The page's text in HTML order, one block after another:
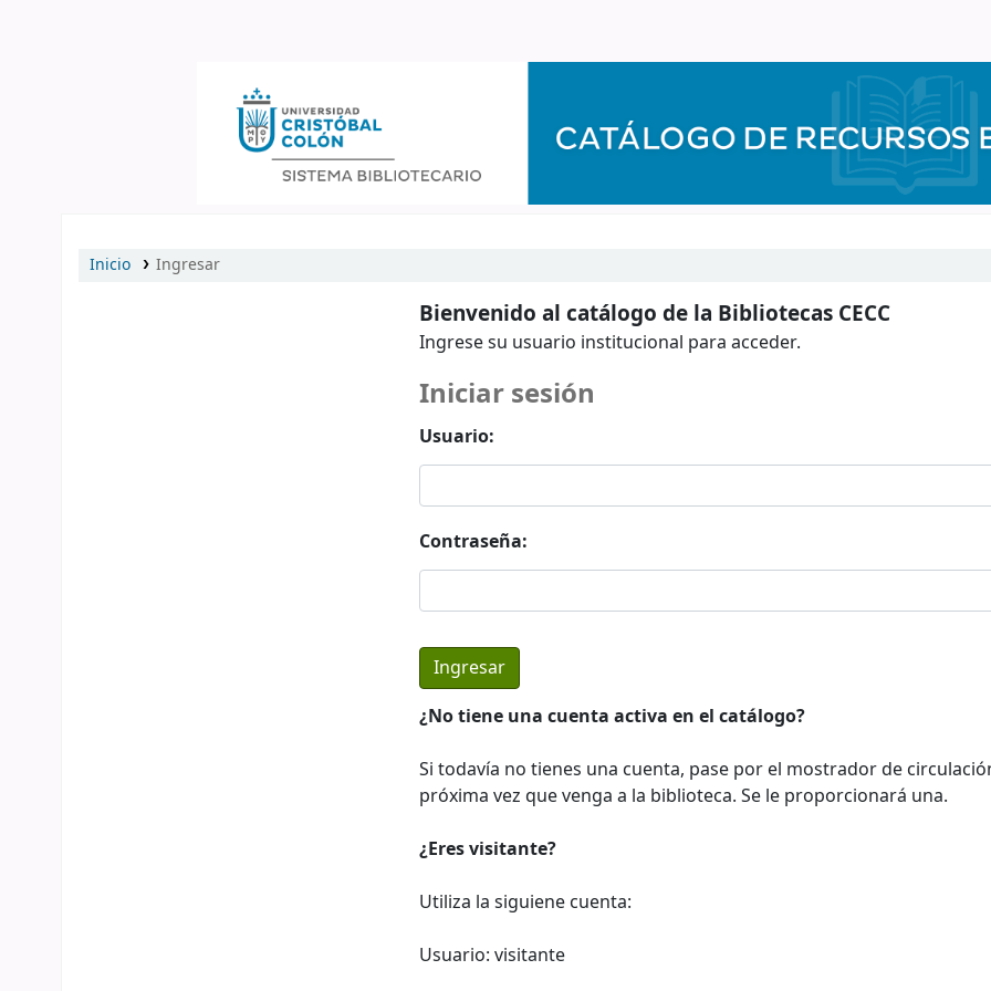
Inicio Ingresar
Bienvenido al catálogo de la Bibliotecas CECC
Ingrese su usuario institucional para acceder.
Iniciar sesión
Usuario:
Contraseña:
¿No tiene una cuenta activa en el catálogo?
Si todavía no tienes una cuenta, pase por el mostrador de
próxima vez que venga a la biblioteca. Se le proporcionará una.
¿Eres visitante?
Utiliza la siguiene cuenta:
Usuario: visitante